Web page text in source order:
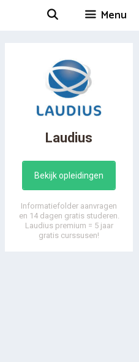
Menu
Laudius
Bekijk opleidingen
Informatiefolder aanvragen
en 14 dagen gratis studeren.
Laudius premium = 5 jaar
gratis curssusen!